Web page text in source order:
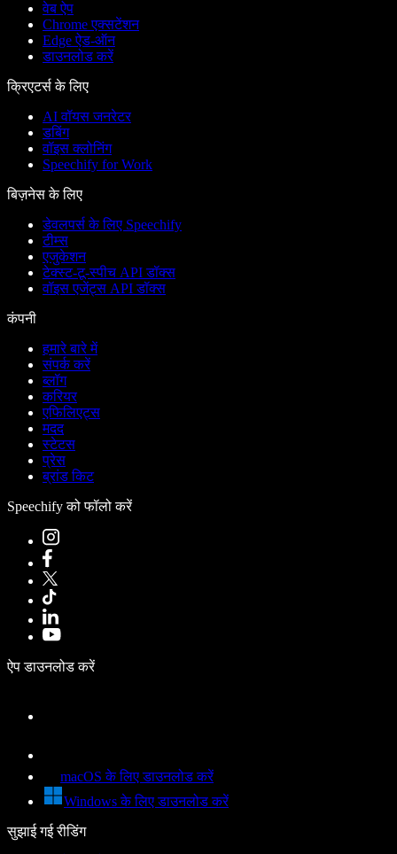
वेब ऐप
Chrome एक्सटेंशन
Edge ऐड-ऑन
डाउनलोड करें
क्रिएटर्स के लिए
AI वॉयस जनरेटर
डबिंग
वॉइस क्लोनिंग
Speechify for Work
बिज़नेस के लिए
डेवलपर्स के लिए Speechify
टीम्स
एजुकेशन
टेक्स्ट-टू-स्पीच API डॉक्स
वॉइस एजेंट्स API डॉक्स
कंपनी
हमारे बारे में
संपर्क करें
ब्लॉग
करियर
एफिलिएट्स
मदद
स्टेटस
प्रेस
ब्रांड किट
Speechify को फॉलो करें
ऐप डाउनलोड करें
macOS के लिए डाउनलोड करें
Windows के लिए डाउनलोड करें
सुझाई गई रीडिंग